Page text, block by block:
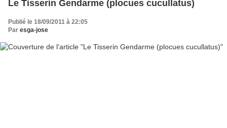
Le Tisserin Gendarme (plocues cucullatus)
Publié le 18/09/2011 à 22:05
Par esga-jose